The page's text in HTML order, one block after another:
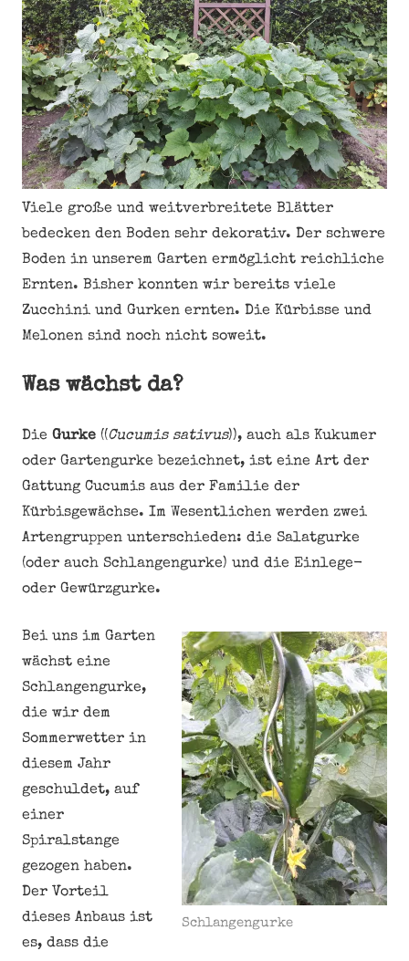
Viele große und weitverbreitete Blätter
bedecken den Boden sehr dekorativ. Der schwere
Boden in unserem Garten ermöglicht reichliche
Ernten. Bisher konnten wir bereits viele
Zucchini und Gurken ernten. Die Kürbisse und
Melonen sind noch nicht soweit.
Was wächst da?
Die Gurke ((Cucumis sativus)), auch als Kukumer
oder Gartengurke bezeichnet, ist eine Art der
Gattung Cucumis aus der Familie der
Kürbisgewächse. Im Wesentlichen werden zwei
Artengruppen unterschieden: die Salatgurke
(oder auch Schlangengurke) und die Einlege-
oder Gewürzgurke.
Schlangengurke
Bei uns im Garten
wächst eine
Schlangengurke,
die wir dem
Sommerwetter in
diesem Jahr
geschuldet, auf
einer
Spiralstange
gezogen haben.
Der Vorteil
dieses Anbaus ist
es, dass die